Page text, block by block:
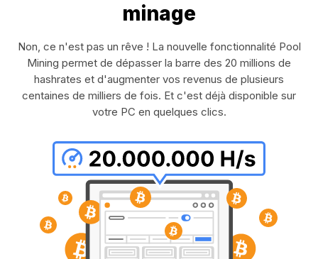
minage
Non, ce n'est pas un rêve ! La nouvelle fonctionnalité Pool
Mining permet de dépasser la barre des 20 millions de
hashrates et d'augmenter vos revenus de plusieurs
centaines de milliers de fois. Et c'est déjà disponible sur
votre PC en quelques clics.